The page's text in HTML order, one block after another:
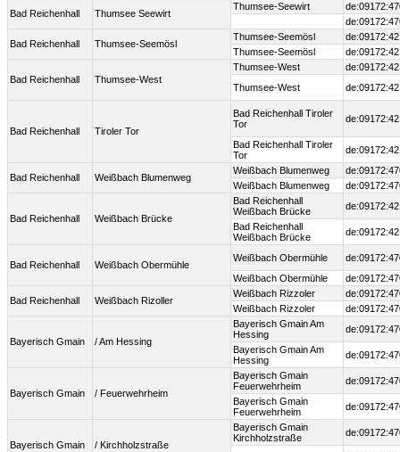
Bad Reichenhall Thumsee Seewirt
Thumsee-Seewirt
Bad Reichenhall Thumsee-Seemösl
Thumsee-Seemösl
Thumsee-Seemösl
Bad Reichenhall Thumsee-West
Thumsee-West
Thumsee-West
Bad Reichenhall Tiroler Tor
Bad Reichenhall Tiroler
Tor
Bad Reichenhall Tiroler
Tor
Bad Reichenhall Weißbach Blumenweg
Weißbach Blumenweg
Weißbach Blumenweg
Bad Reichenhall Weißbach Brücke
Bad Reichenhall
Weißbach Brücke
Bad Reichenhall
Weißbach Brücke
Bad Reichenhall Weißbach Obermühle
Weißbach Obermühle
Weißbach Obermühle
Bad Reichenhall Weißbach Rizoller
Weißbach Rizzoler
Weißbach Rizzoler
Bayerisch Gmain / Am Hessing
Bayerisch Gmain Am
Hessing
Bayerisch Gmain Am
Hessing
Bayerisch Gmain / Feuerwehrheim
Bayerisch Gmain
Feuerwehrheim
Bayerisch Gmain
Feuerwehrheim
Bayerisch Gmain / Kirchholzstraße
Bayerisch Gmain
Kirchholzstraße